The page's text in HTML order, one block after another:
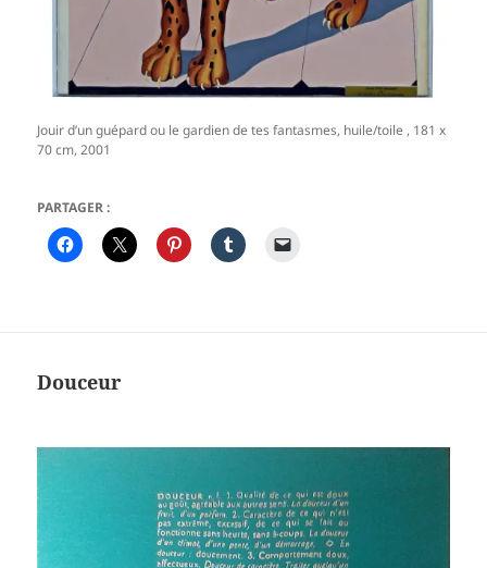
Jouir d’un guépard ou le gardien de tes fantasmes, huile/toile , 181 x
70 cm, 2001
PARTAGER :
Douceur